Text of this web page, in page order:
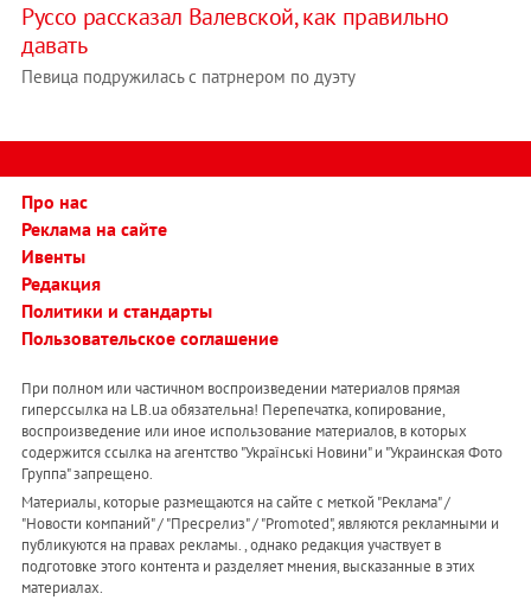
Руссо рассказал Валевской, как правильно
давать
Певица подружилась с патрнером по дуэту
Про нас
Реклама на сайте
Ивенты
Редакция
Политики и стандарты
Пользовательское соглашение
При полном или частичном воспроизведении материалов прямая
гиперссылка на LB.ua обязательна! Перепечатка, копирование,
воспроизведение или иное использование материалов, в которых
содержится ссылка на агентство "Українськi Новини" и "Украинская Фото
Группа" запрещено.
Материалы, которые размещаются на сайте с меткой "Реклама" /
"Новости компаний" / "Пресрелиз" / "Promoted", являются рекламными и
публикуются на правах рекламы. , однако редакция участвует в
подготовке этого контента и разделяет мнения, высказанные в этих
материалах.